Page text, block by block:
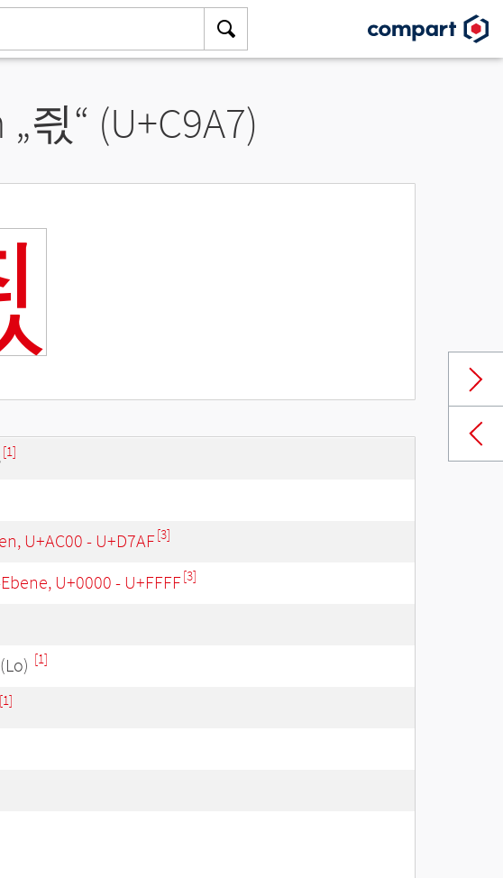
즧“ (U+C9A7)
[1]
U+AC00 - U+D7AF[3]
U+0000 - U+FFFF[3]
(Lo) [1]
[1]